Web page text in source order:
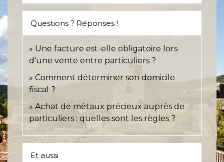
Questions ? Réponses !
Une facture est-elle obligatoire lors
d'une vente entre particuliers ?
Comment déterminer son domicile
fiscal ?
Achat de métaux précieux auprès de
particuliers : quelles sont les règles ?
Et aussi